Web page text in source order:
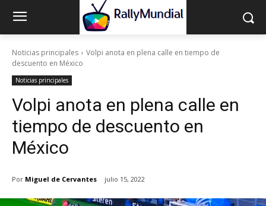
Noticias principales
Volpi anota en plena calle en tiempo de
descuento en México
Noticias principales
Volpi anota en plena calle en
tiempo de descuento en
México
Por Miguel de Cervantes julio 15, 2022